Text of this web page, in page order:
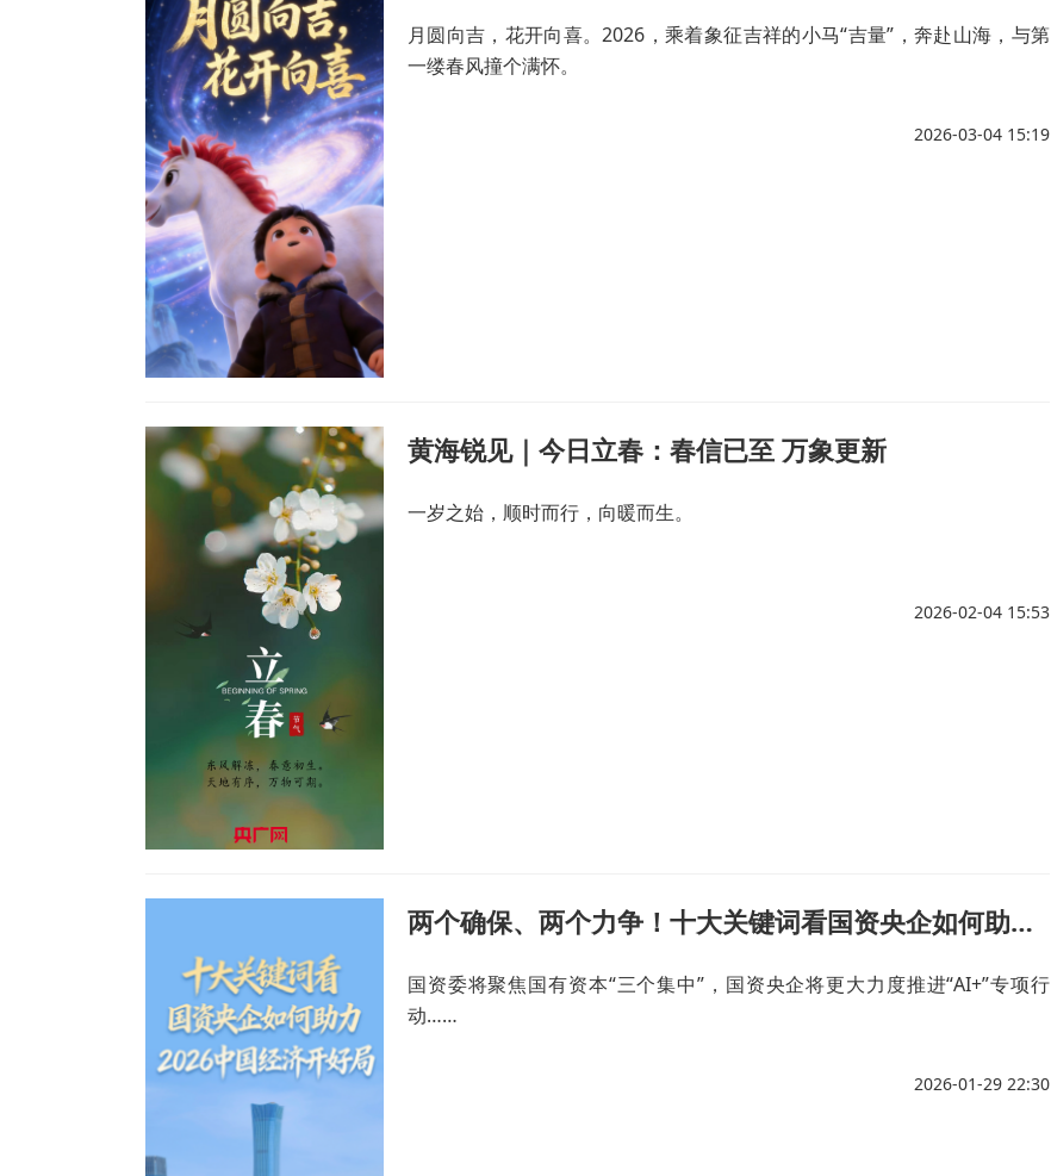
月圆向吉，花开向喜。2026，乘着象征吉祥的小马“吉量”，奔赴山海，与第
一缕春风撞个满怀。
2026-03-04 15:19
黄海锐见｜今日立春：春信已至 万象更新
一岁之始，顺时而行，向暖而生。
2026-02-04 15:53
两个确保、两个力争！十大关键词看国资央企如何助力2026中国经济开好局
国资委将聚焦国有资本“三个集中”，国资央企将更大力度推进“AI+”专项行
动……
2026-01-29 22:30